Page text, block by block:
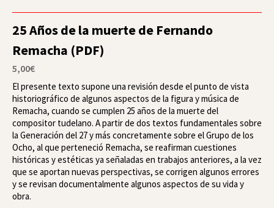
25 Años de la muerte de Fernando
Remacha (PDF)
5,00€
El presente texto supone una revisión desde el punto de vista
historiográfico de algunos aspectos de la figura y música de
Remacha, cuando se cumplen 25 años de la muerte del
compositor tudelano. A partir de dos textos fundamentales sobre
la Generación del 27 y más concretamente sobre el Grupo de los
Ocho, al que perteneció Remacha, se reafirman cuestiones
históricas y estéticas ya señaladas en trabajos anteriores, a la vez
que se aportan nuevas perspectivas, se corrigen algunos errores
y se revisan documentalmente algunos aspectos de su vida y
obra.